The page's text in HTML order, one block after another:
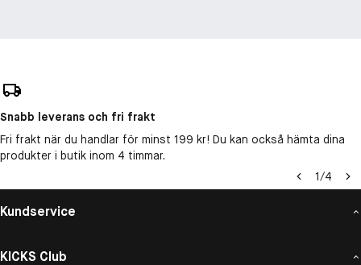
Snabb leverans och fri frakt
Fri frakt när du handlar för minst 199 kr! Du kan också hämta dina
produkter i butik inom 4 timmar.
1/4
Kundservice
KICKS Club